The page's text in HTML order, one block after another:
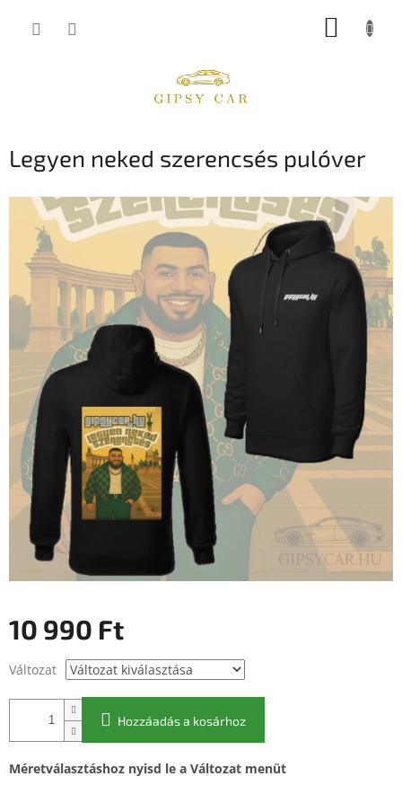
KOSÁR
Legyen neked szerencsés pulóver
10 990 Ft
Változat
Hozzáadás a kosárhoz
Méretválasztáshoz nyisd le a Változat menüt